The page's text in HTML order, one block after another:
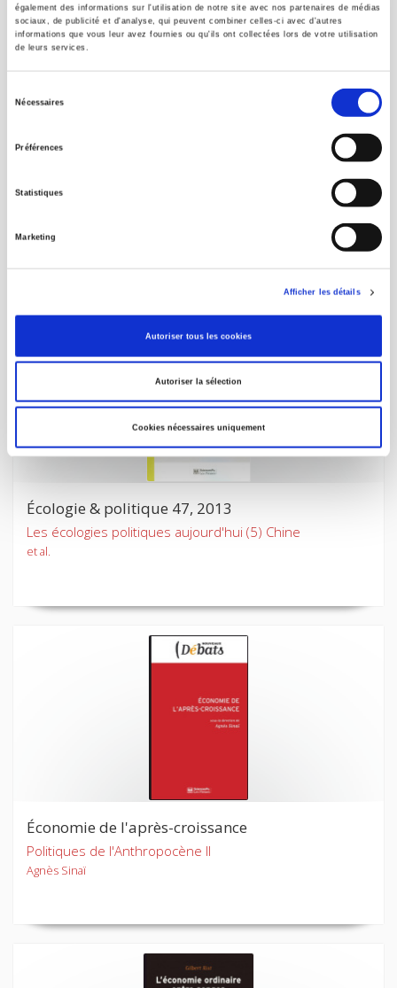
également des informations sur l'utilisation de notre site avec nos partenaires de médias
sociaux, de publicité et d'analyse, qui peuvent combiner celles-ci avec d'autres
informations que vous leur avez fournies ou qu'ils ont collectées lors de votre utilisation
de leurs services.
Nécessaires
Préférences
Statistiques
Marketing
Afficher les détails
Autoriser tous les cookies
Autoriser la sélection
Cookies nécessaires uniquement
Le développement à contre-courant
Écologie & politique 47, 2013
Les écologies politiques aujourd'hui (5) Chine
et al.
Économie de l'après-croissance
Politiques de l'Anthropocène II
Agnès Sinaï